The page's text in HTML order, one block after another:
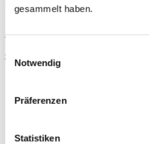
gesammelt haben.
Einwilligungsauswahl
Notwendig
Präferenzen
Statistiken
TIPP
Mugen style FIN spoiler ABS
Teilenummer: A4H-218289